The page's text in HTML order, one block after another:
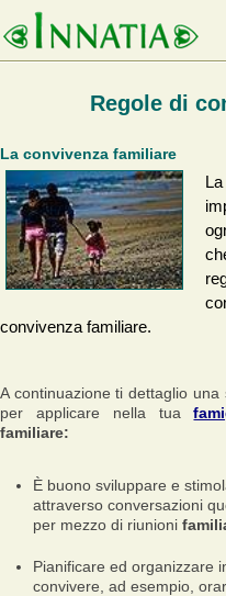
Regole di
La convivenza familiare
convivenza familiare.
A continuazione ti dettaglio
per applicare nella tua
familiare:
È buono sviluppare e
attraverso conversazioni
per mezzo di riunioni
Pianificare ed organizzare
convivere, ad esempio,